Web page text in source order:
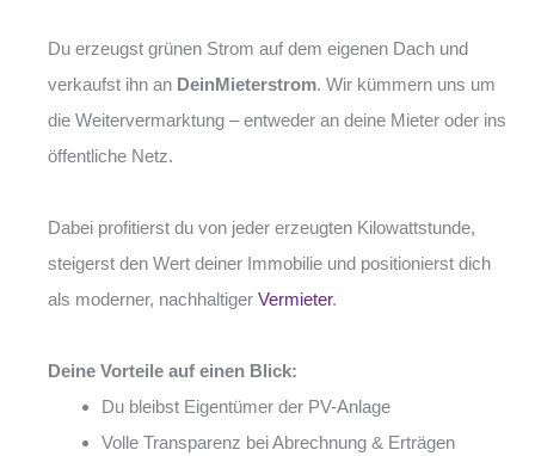
Du erzeugst grünen Strom auf dem eigenen Dach und
verkaufst ihn an DeinMieterstrom. Wir kümmern uns um
die Weitervermarktung – entweder an deine Mieter oder ins
öffentliche Netz.
Dabei profitierst du von jeder erzeugten Kilowattstunde,
steigerst den Wert deiner Immobilie und positionierst dich
als moderner, nachhaltiger Vermieter.
Deine Vorteile auf einen Blick:
Du bleibst Eigentümer der PV-Anlage
Volle Transparenz bei Abrechnung & Erträgen